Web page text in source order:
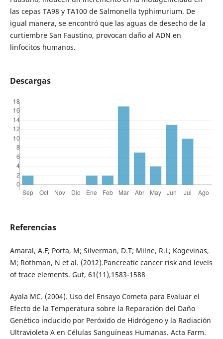
las cepas TA98 y TA100 de Salmonella typhimurium. De
igual manera, se encontró que las aguas de desecho de la
curtiembre San Faustino, provocan daño al ADN en
linfocitos humanos.
Descargas
Referencias
Amaral, A.F; Porta, M; Silverman, D.T; Milne, R.L; Kogevinas,
M; Rothman, N et al. (2012).Pancreatic cancer risk and levels
of trace elements. Gut, 61(11),1583-1588
Ayala MC. (2004). Uso del Ensayo Cometa para Evaluar el
Efecto de la Temperatura sobre la Reparación del Daño
Genético inducido por Peróxido de Hidrógeno y la Radiación
Ultravioleta A en Células Sanguíneas Humanas. Acta Farm.